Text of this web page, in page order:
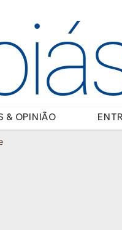
& OPINIÃO